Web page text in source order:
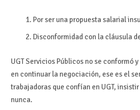
Por ser una propuesta salarial
Disconformidad con la cláusula
UGT Servicios Públicos no se conformó
en continuar la negociación, ese es el
trabajadoras que confían en UGT,
nunca.